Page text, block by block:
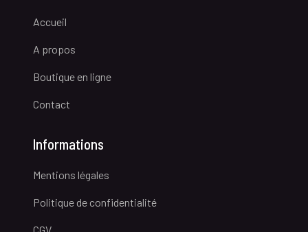
Accueil
A propos
Boutique en ligne
Contact
Informations
Mentions légales
Politique de confidentialité
CGV